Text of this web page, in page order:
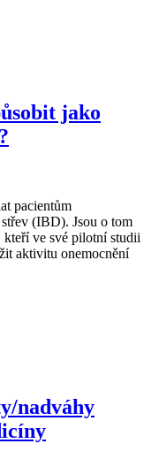
jako
pacientům
(IBD). Jsou o tom
kteří ve své pilotní studii
aktivitu onemocnění
nadváhy